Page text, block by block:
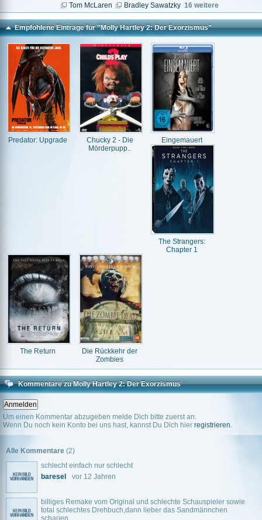
Tom McLaren
Bradley Sawatzky 16 weitere
Empfohlene Einträge für "Molly Hartley 2: Der Exorzismus"
Predator: Upgrade
Chucky 2 - Die
Mörderpupp..
Eingemauert
The Strangers:
Chapter 1
The Return
Die Rückkehr der
Zombies
Kommentare zu Molly Hartley 2: Der Exorzismus
Um einen Kommentar abzugeben melde Dich bitte zuerst an.
Wenn Du noch kein Konto bei uns hast, kannst Du Dich hier registrieren.
Alle Kommentare (2)
schlecht einfach nur schlecht
baresel
vor 12 Jahren
billiges Remake vom Original und schlechte Schauspieler sowie
total schlechtes Drehbuch,dann lieber das Sandmännchen
schauen.